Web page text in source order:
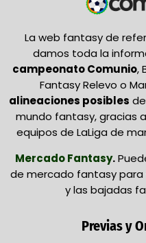
La web fantasy de
damos toda la
campeonato Comunio,
Fantasy Relevo o
alineaciones posibles
mundo fantasy, gracias
equipos de LaLiga de
Mercado Fantasy.
de mercado fantasy
y las bajadas
Previas y